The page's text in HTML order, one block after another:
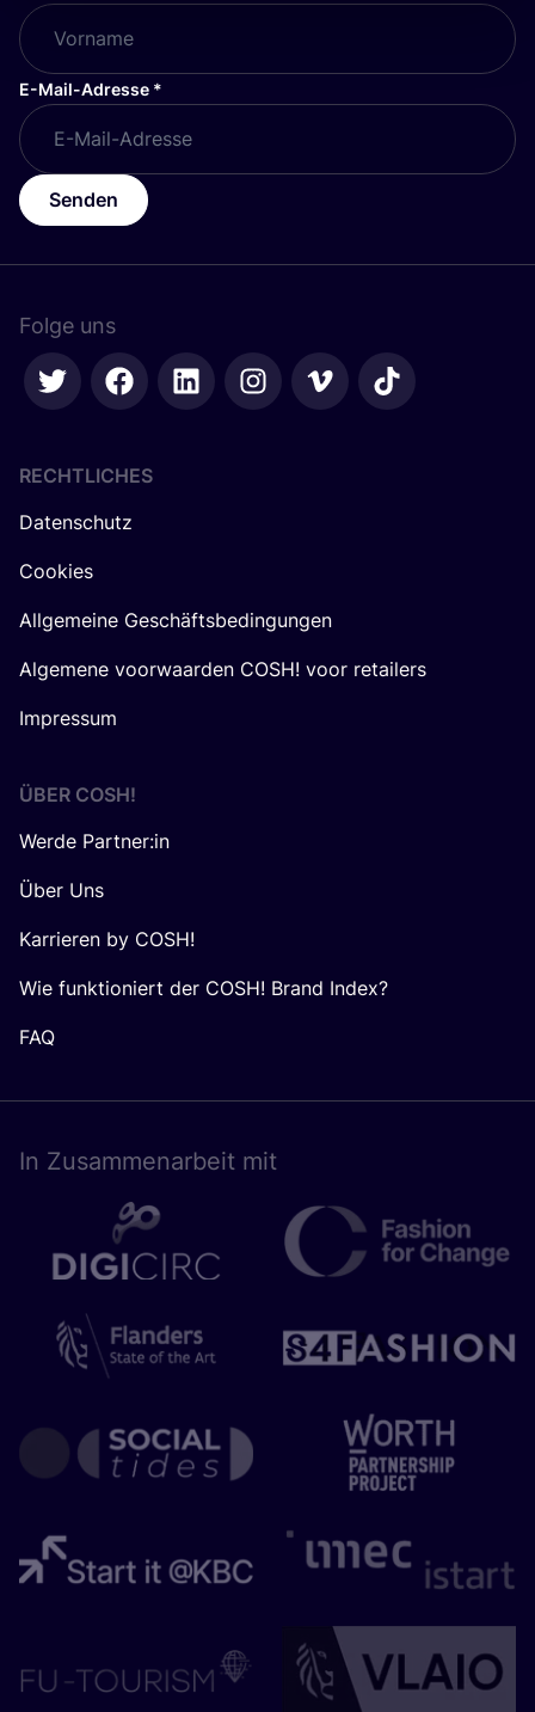
E-Mail-Adresse *
Senden
Folge uns
RECHTLICHES
Datenschutz
Cookies
Allgemeine Geschäftsbedingungen
Algemene voorwaarden COSH! voor retailers
Impressum
ÜBER COSH!
Werde Partner:in
Über Uns
Karrieren by COSH!
Wie funktioniert der COSH! Brand Index?
FAQ
In Zusam­men­ar­beit mit